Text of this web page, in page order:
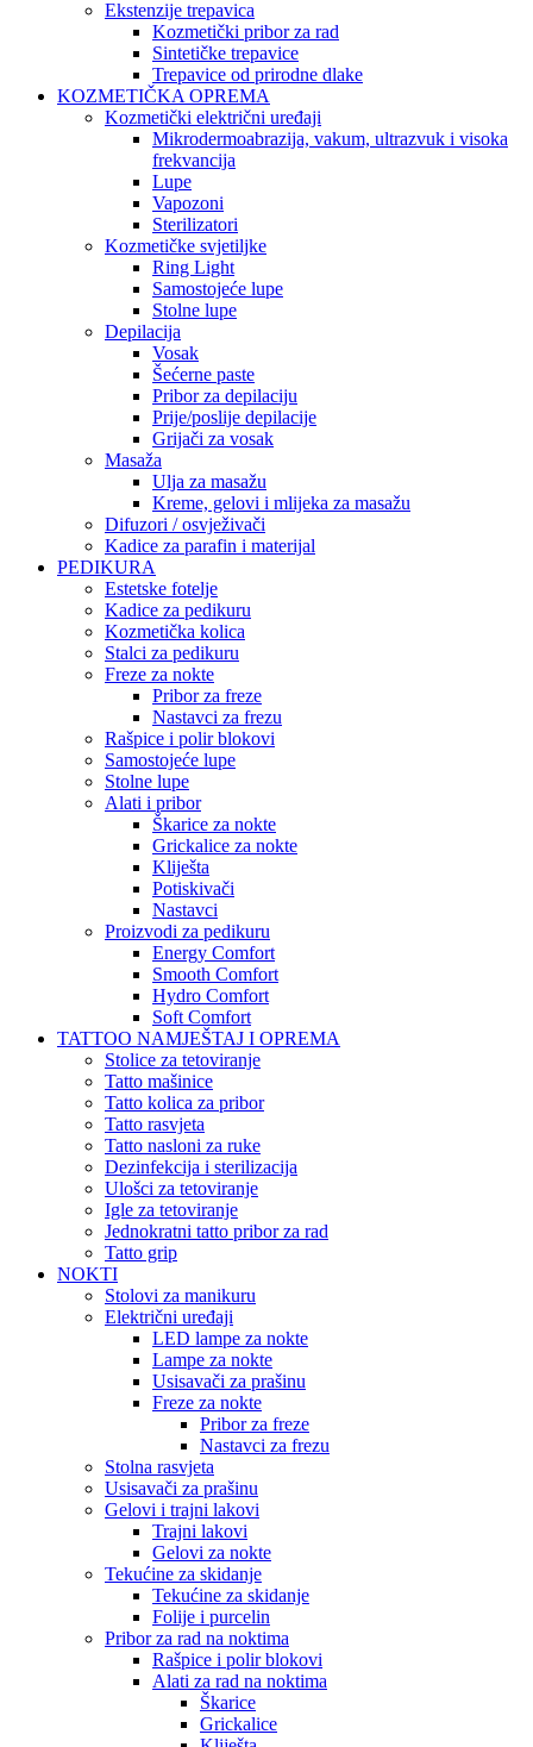
Ekstenzije trepavica
Kozmetički pribor za rad
Sintetičke trepavice
Trepavice od prirodne dlake
KOZMETIČKA OPREMA
Kozmetički električni uređaji
Mikrodermoabrazija, vakum, ultrazvuk i visoka
frekvancija
Lupe
Vapozoni
Sterilizatori
Kozmetičke svjetiljke
Ring Light
Samostojeće lupe
Stolne lupe
Depilacija
Vosak
Šećerne paste
Pribor za depilaciju
Prije/poslije depilacije
Grijači za vosak
Masaža
Ulja za masažu
Kreme, gelovi i mlijeka za masažu
Difuzori / osvježivači
Kadice za parafin i materijal
PEDIKURA
Estetske fotelje
Kadice za pedikuru
Kozmetička kolica
Stalci za pedikuru
Freze za nokte
Pribor za freze
Nastavci za frezu
Rašpice i polir blokovi
Samostojeće lupe
Stolne lupe
Alati i pribor
Škarice za nokte
Grickalice za nokte
Kliješta
Potiskivači
Nastavci
Proizvodi za pedikuru
Energy Comfort
Smooth Comfort
Hydro Comfort
Soft Comfort
TATTOO NAMJEŠTAJ I OPREMA
Stolice za tetoviranje
Tatto mašinice
Tatto kolica za pribor
Tatto rasvjeta
Tatto nasloni za ruke
Dezinfekcija i sterilizacija
Ulošci za tetoviranje
Igle za tetoviranje
Jednokratni tatto pribor za rad
Tatto grip
NOKTI
Stolovi za manikuru
Električni uređaji
LED lampe za nokte
Lampe za nokte
Usisavači za prašinu
Freze za nokte
Pribor za freze
Nastavci za frezu
Stolna rasvjeta
Usisavači za prašinu
Gelovi i trajni lakovi
Trajni lakovi
Gelovi za nokte
Tekućine za skidanje
Tekućine za skidanje
Folije i purcelin
Pribor za rad na noktima
Rašpice i polir blokovi
Alati za rad na noktima
Škarice
Grickalice